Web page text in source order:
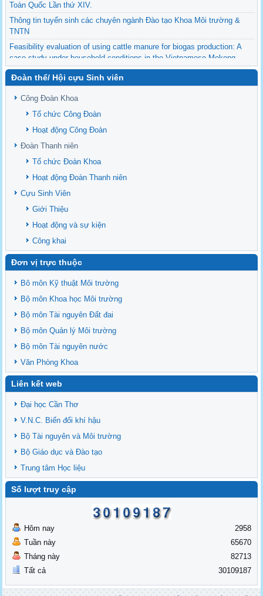
Toàn Quốc Lần thứ XIV.
Thông tin tuyển sinh các chuyên ngành Đào tạo Khoa Môi trường &
TNTN
Feasibility evaluation of using cattle manure for biogas production: A
case study under household conditions in the Vietnamese Mekong
Delta
Sediment properties in flood-based farming systems in the Vietnamese
upstream Mekong Delta
Danh mục tạp chí xuất bản Quốc Tế 2026
Danh Mục các Đề Tài NCKH cấp Tỉnh năm 2024
Văn bản - Quy định
Ban chấp hành Đảng bộ khoa
Đoàn thể/ Hội cựu Sinh viên
Công Đoàn Khoa
Tổ chức Công Đoàn
Hoạt động Công Đoàn
Đoàn Thanh niên
Tổ chức Đoàn Khoa
Hoạt động Đoàn Thanh niên
Cựu Sinh Viên
Giới Thiệu
Hoạt động và sự kiện
Công khai
Đơn vị trực thuộc
Bô môn Kỹ thuật Môi trường
Bộ môn Khoa học Môi trường
Bộ môn Tài nguyên Đất đai
Bộ môn Quản lý Môi trường
Bộ môn Tài nguyên nước
Văn Phòng Khoa
Liên kết web
Đại học Cần Thơ
V.N.C. Biến đổi khí hậu
Bộ Tài nguyên và Môi trường
Bộ Giáo dục và Đào tạo
Trung tâm Học liệu
Số lượt truy cập
Hôm nay
Tuần này
Tháng này
Tất cả
2958
65670
82713
30109187